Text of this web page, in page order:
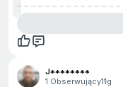
J********
1 Obserwujący11g